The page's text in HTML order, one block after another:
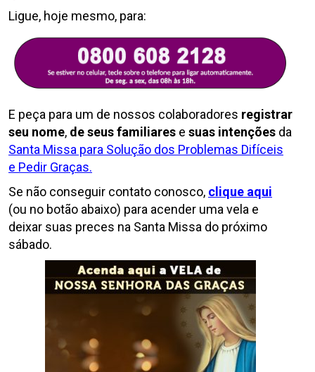
Ligue, hoje mesmo, para:
E peça para um de nossos colaboradores registrar
seu nome, de seus familiares e suas intenções da
Santa Missa para Solução dos Problemas Difíceis
e Pedir Graças.
Se não conseguir contato conosco, clique aqui
(ou no botão abaixo) para acender uma vela e
deixar suas preces na Santa Missa do próximo
sábado.